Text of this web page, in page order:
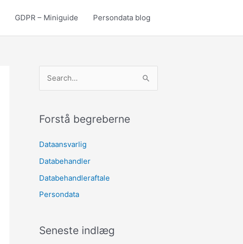
GDPR – Miniguide Persondata blog
e
t
e
r
:
Forstå begreberne
Dataansvarlig
Databehandler
Databehandleraftale
Persondata
Seneste indlæg